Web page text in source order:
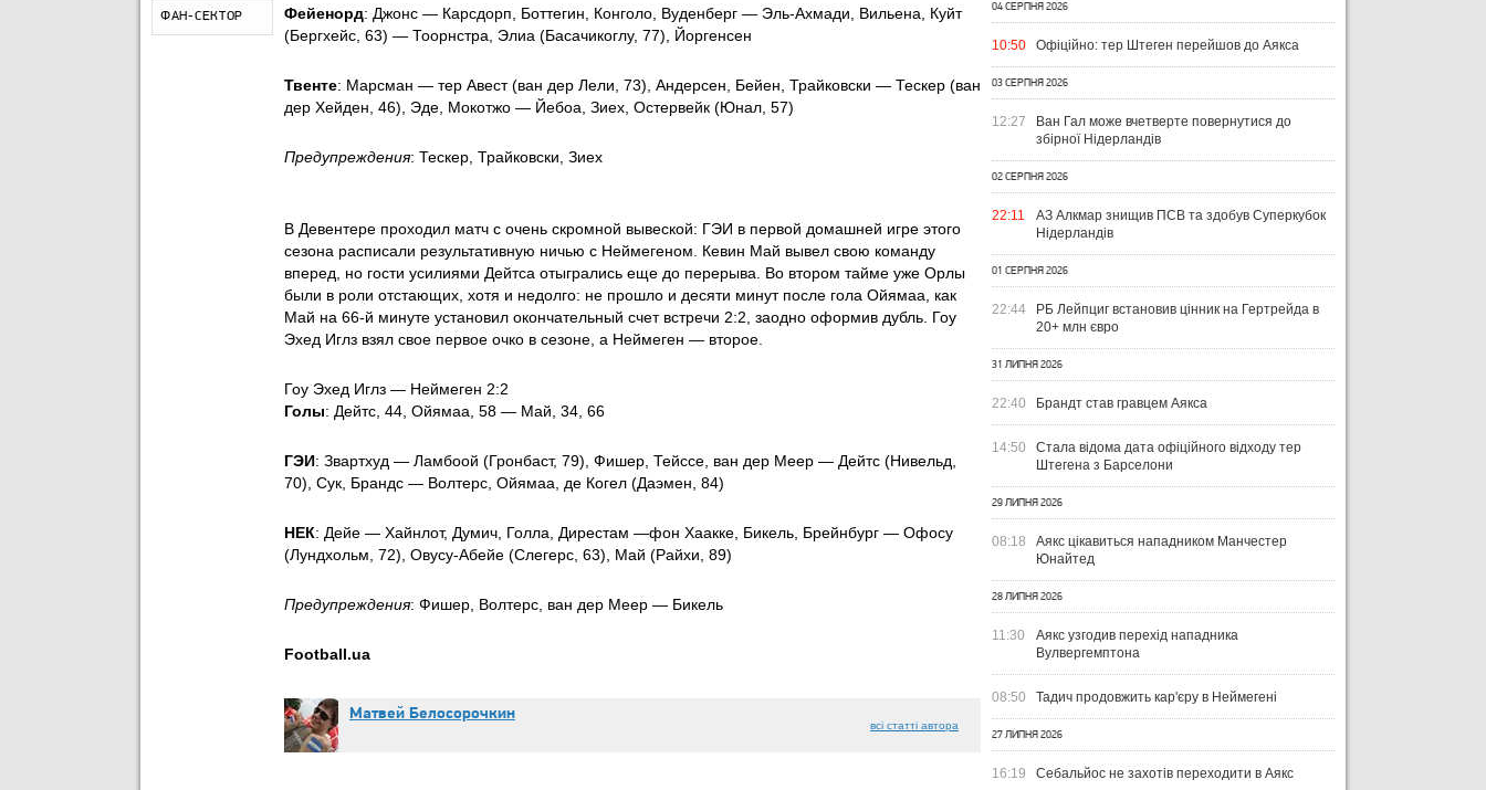
ФАН-СЕКТОР Фейенорд: Джонс — Карсдорп, Боттегин, Конголо, Вуденберг — Эль-Ахмади, Вильена, Куйт
(Бергхейс, 63) — Тоорнстра, Элиа (Басачикоглу, 77), Йоргенсен
Твенте: Марсман — тер Авест (ван дер Лели, 73), Андерсен, Бейен, Трайковски — Тескер (ван
дер Хейден, 46), Эде, Мокотжо — Йебоа, Зиех, Остервейк (Юнал, 57)
Предупреждения: Тескер, Трайковски, Зиех
В Девентере проходил матч с очень скромной вывеской: ГЭИ в первой домашней игре этого
сезона расписали результативную ничью с Неймегеном. Кевин Май вывел свою команду
вперед, но гости усилиями Дейтса отыгрались еще до перерыва. Во втором тайме уже Орлы
были в роли отстающих, хотя и недолго: не прошло и десяти минут после гола Ойямаа, как
Май на 66-й минуте установил окончательный счет встречи 2:2, заодно оформив дубль. Гоу
Эхед Иглз взял свое первое очко в сезоне, а Неймеген — второе.
Гоу Эхед Иглз — Неймеген 2:2
Голы: Дейтс, 44, Ойямаа, 58 — Май, 34, 66
ГЭИ: Звартхуд — Ламбоой (Гронбаст, 79), Фишер, Тейссе, ван дер Меер — Дейтс (Нивельд,
70), Сук, Брандс — Волтерс, Ойямаа, де Когел (Даэмен, 84)
НЕК: Дейе — Хайнлот, Думич, Голла, Дирестам —фон Хаакке, Бикель, Брейнбург — Офосу
(Лундхольм, 72), Овусу-Абейе (Слегерс, 63), Май (Райхи, 89)
Предупреждения: Фишер, Волтерс, ван дер Меер — Бикель
Football.ua
Матвей Белосорочкин
всі статті автора
04 СЕРПНЯ 2026
10:50 Офіційно: тер Штеген перейшов до Аякса
03 СЕРПНЯ 2026
12:27
Ван Гал може вчетверте повернутися до
збірної Нідерландів
02 СЕРПНЯ 2026
22:11
АЗ Алкмар знищив ПСВ та здобув Суперкубок
Нідерландів
01 СЕРПНЯ 2026
22:44
РБ Лейпциг встановив цінник на Гертрейда в
20+ млн євро
31 ЛИПНЯ 2026
22:40 Брандт став гравцем Аякса
14:50
Стала відома дата офіційного відходу тер
Штегена з Барселони
29 ЛИПНЯ 2026
08:18
Аякс цікавиться нападником Манчестер
Юнайтед
28 ЛИПНЯ 2026
11:30
Аякс узгодив перехід нападника
Вулвергемптона
08:50 Тадич продовжить кар'єру в Неймегені
27 ЛИПНЯ 2026
16:19 Себальйос не захотів переходити в Аякс